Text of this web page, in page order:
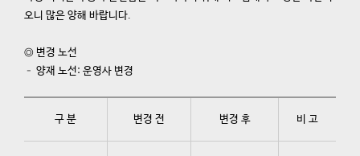
오니 많은 양해 바랍니다.
◎ 변경 노선
– 양재 노선: 운영사 변경
구 분 변경 전 변경 후 비 고